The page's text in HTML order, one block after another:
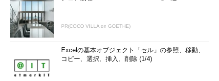
PR(COCO VILLA on GOETHE)
Excelの基本オブジェクト「セル」の参照、移動、
コピー、選択、挿入、削除 (1/4)